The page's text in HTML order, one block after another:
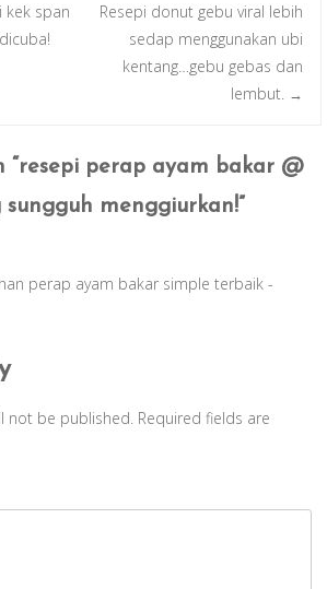
kek span
Resepi donut gebu viral lebih
sedap menggunakan ubi
kentang…gebu gebas dan
lembut. →
resepi perap ayam bakar @
menggiurkan!
perap ayam bakar simple terbaik -
not be published. Required fields are